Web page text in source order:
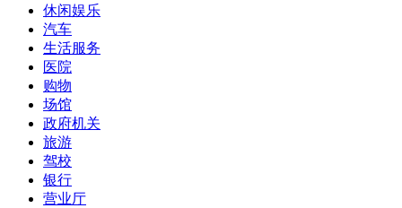
休闲娱乐
汽车
生活服务
医院
购物
场馆
政府机关
旅游
驾校
银行
营业厅